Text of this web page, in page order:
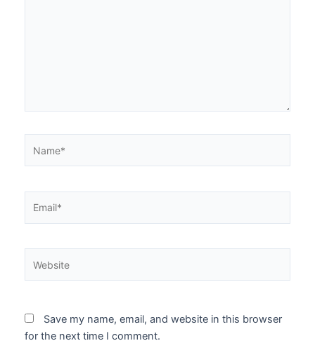
Save my name, email, and website in this browser
for the next time I comment.